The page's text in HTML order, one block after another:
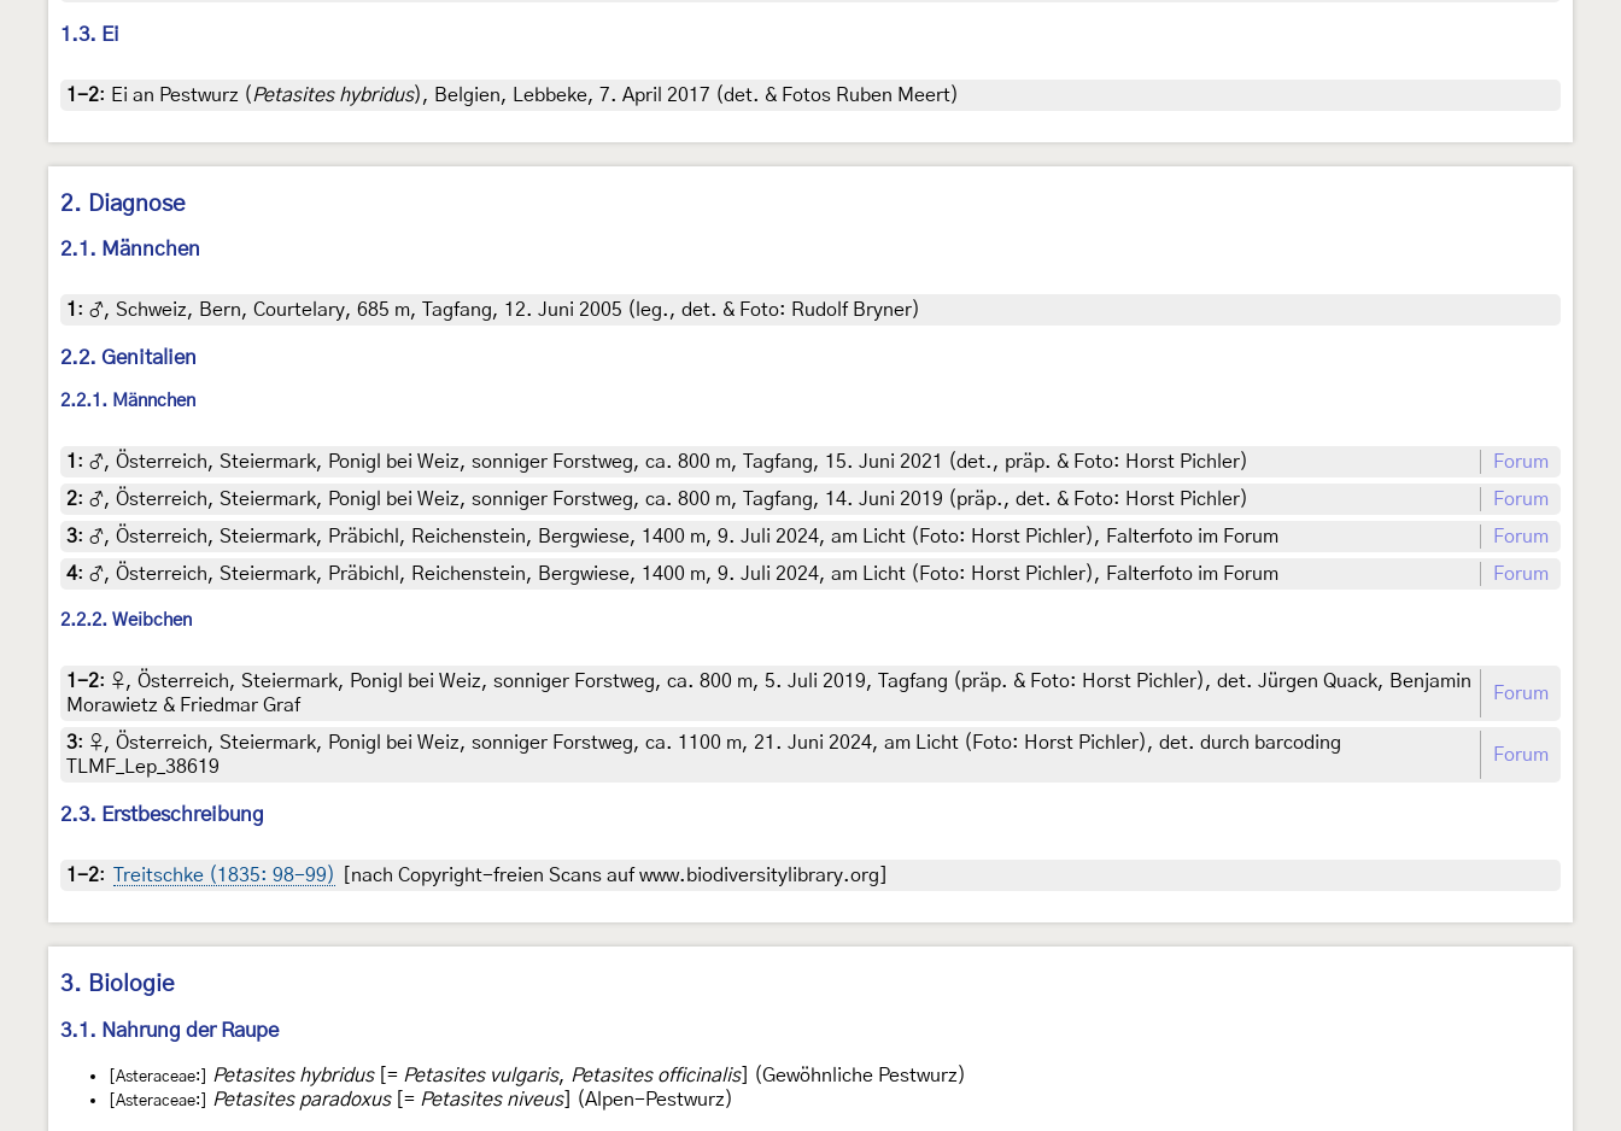
1.3. Ei
1-2: Ei an Pestwurz (Petasites hybridus), Belgien, Lebbeke, 7. April 2017 (det. & Fotos Ruben Meert)
2. Diagnose
2.1. Männchen
1 : ♂, Schweiz, Bern, Courtelary, 685 m, Tagfang, 12. Juni 2005 (leg., det. & Foto: Rudolf Bryner)
2.2. Genitalien
2.2.1. Männchen
1 : ♂, Österreich, Steiermark, Ponigl bei Weiz, sonniger Forstweg, ca. 800 m, Tagfang, 15. Juni 2021 (det., präp. & Foto: Horst Pichler)
Forum
2: ♂, Österreich, Steiermark, Ponigl bei Weiz, sonniger Forstweg, ca. 800 m, Tagfang, 14. Juni 2019 (präp., det. & Foto: Horst Pichler)
Forum
3: ♂, Österreich, Steiermark, Präbichl, Reichenstein, Bergwiese, 1400 m, 9. Juli 2024, am Licht (Foto: Horst Pichler), Falterfoto im Forum
Forum
4: ♂, Österreich, Steiermark, Präbichl, Reichenstein, Bergwiese, 1400 m, 9. Juli 2024, am Licht (Foto: Horst Pichler), Falterfoto im Forum Forum
2.2.2. Weibchen
1-2: ♀, Österreich, Steiermark, Ponigl bei Weiz, sonniger Forstweg, ca. 800 m, 5. Juli 2019, Tagfang (präp. & Foto: Horst Pichler), det. Jürgen Quack, Benjamin
Morawietz & Friedmar Graf
Forum
3: ♀, Österreich, Steiermark, Ponigl bei Weiz, sonniger Forstweg, ca. 1100 m, 21. Juni 2024, am Licht (Foto: Horst Pichler), det. durch barcoding
TLMF_Lep_38619
Forum
2.3. Erstbeschreibung
1-2: Treitschke (1835: 98-99) [nach Copyright-freien Scans auf www.biodiversitylibrary.org]
3. Biologie
3.1. Nahrung der Raupe
[Asteraceae:] Petasites hybridus[= Petasites vulgaris, Petasites officinalis] (Gewöhnliche Pestwurz)
[Asteraceae:] Petasites paradoxus[= Petasites niveus] (Alpen-Pestwurz)